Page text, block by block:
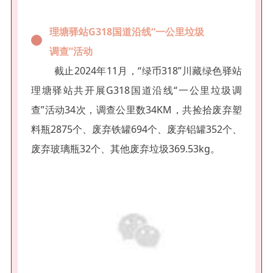
理塘驿站G318国道沿线“一公里垃圾
调查”活动
截止2024年11月，“绿币318”川藏绿色驿站
理塘驿站共开展G318国道沿线“一公里垃圾调
查”活动34次，调查公里数34KM，共捡拾废弃塑
料瓶2875个、废弃铁罐694个、废弃铝罐352个、
废弃玻璃瓶32个、其他废弃垃圾369.53kg。